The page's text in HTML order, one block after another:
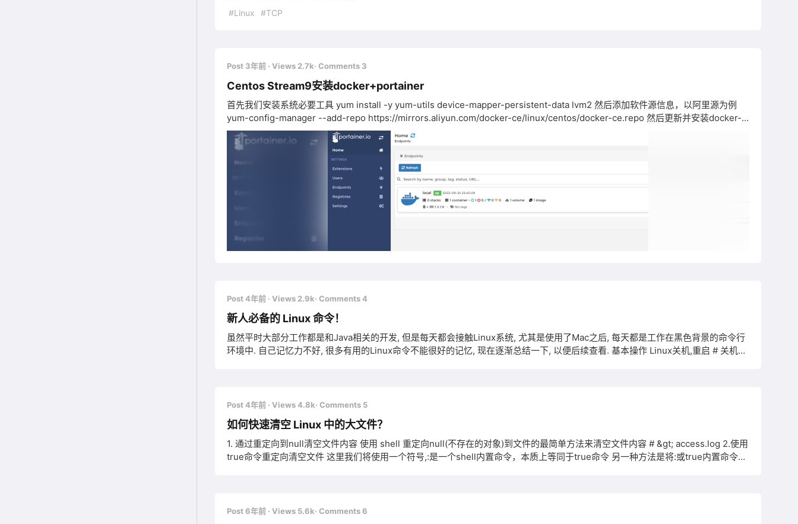
#Linux #TCP
Post 3年前 · Views 2.7k· Comments 3
Centos Stream9安装docker+portainer
首先我们安装系统必要工具 yum install -y yum-utils device-mapper-persistent-data lvm2 然后添加软件源信息，以阿里源为例
yum-config-manager --add-repo https://mirrors.aliyun.com/docker-ce/linux/centos/docker-ce.repo 然后更新并安装docker-
ce发现到这一步出现问题 yum makecache 安装docker yum install -y --allowerasing docker-ce 启动docker sudo systemctl
Post 4年前 · Views 2.9k· Comments 4
新人必备的 Linux 命令！
虽然平时大部分工作都是和Java相关的开发, 但是每天都会接触Linux系统, 尤其是使用了Mac之后, 每天都是工作在黑色背景的命令行
环境中. 自己记忆力不好, 很多有用的Linux命令不能很好的记忆, 现在逐渐总结一下, 以便后续查看. 基本操作 Linux关机,重启 # 关机
Post 4年前 · Views 4.8k· Comments 5
如何快速清空 Linux 中的大文件？
1. 通过重定向到null清空文件内容 使用 shell 重定向null(不存在的对象)到文件的最简单方法来清空文件内容 # &gt; access.log 2.使用
true命令重定向清空文件 这里我们将使用一个符号,:是一个shell内置命令，本质上等同于true命令 另一种方法是将:或true内置命令的
Post 6年前 · Views 5.6k· Comments 6